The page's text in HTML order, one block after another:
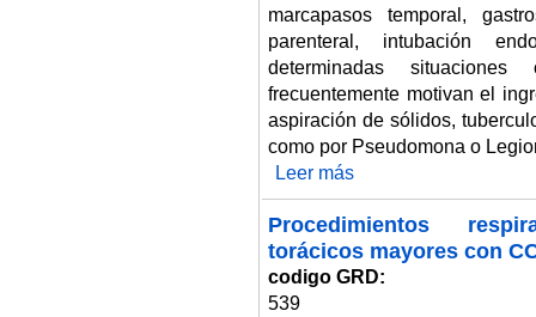
marcapasos temporal,
parenteral, intubación
determinadas
frecuentemente motivan el
aspiración de sólidos,
como por Pseudomona o
Leer más
Procedimientos
torácicos mayores con
codigo GRD:
539